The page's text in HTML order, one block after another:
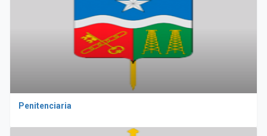
Penitenciaria